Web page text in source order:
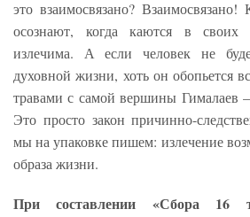
это взаимосвязано?
осознают, когда каются в своих
излечима. А если человек не
духовной жизни, хоть он обопьется
травами с самой вершины Гималаев
Это просто закон причинно-
мы на упаковке пишем: излечение
образа жизни.
При составлении «Сбора 16